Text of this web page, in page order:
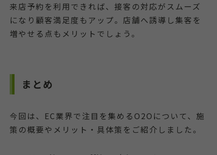
来店予約を利用できれば、接客の対応がスムーズ
になり顧客満足度もアップ。店舗へ誘導し集客を
増やせる点もメリットでしょう。
まとめ
今回は、EC業界で注目を集めるO2Oについて、施
策の概要やメリット・具体策をご紹介しました。